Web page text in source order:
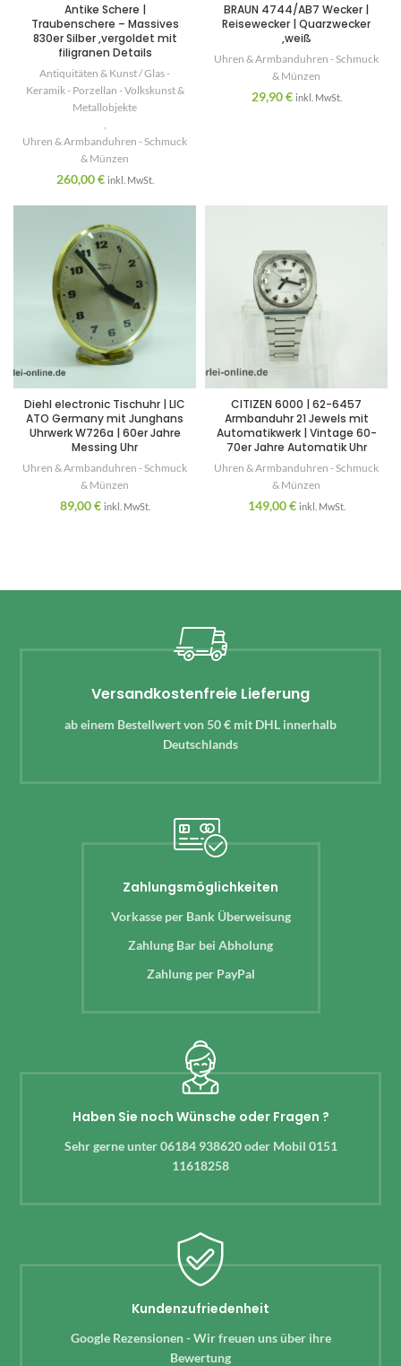
Antike Schere |
Traubenschere – Massives
830er Silber ,vergoldet mit
filigranen Details
Antiquitäten & Kunst / Glas -
Keramik - Porzellan - Volkskunst &
Metallobjekte
Uhren & Armbanduhren - Schmuck
& Münzen
260,00€ inkl. MwSt.
BRAUN 4744/AB7 Wecker |
Reisewecker | Quarzwecker
,weiß
Uhren & Armbanduhren - Schmuck
& Münzen
29,90€ inkl. MwSt.
Diehl electronic Tischuhr | LIC
ATO Germany mit Junghans
Uhrwerk W726a | 60er Jahre
Messing Uhr
Uhren & Armbanduhren - Schmuck
& Münzen
89,00€ inkl. MwSt.
CITIZEN 6000 | 62-6457
Armbanduhr 21 Jewels mit
Automatikwerk | Vintage 60-
70er Jahre Automatik Uhr
Uhren & Armbanduhren - Schmuck
& Münzen
149,00€ inkl. MwSt.
Versandkostenfreie Lieferung
ab einem Bestellwert von 50 € mit DHL innerhalb
Deutschlands
Zahlungsmöglichkeiten
Vorkasse per Bank Überweisung
Zahlung Bar bei Abholung
Zahlung per PayPal
Haben Sie noch Wünsche oder Fragen ?
Sehr gerne unter 06184 938620 oder Mobil 0151
11618258
Kundenzufriedenheit
Google Rezensionen - Wir freuen uns über ihre
Bewertung